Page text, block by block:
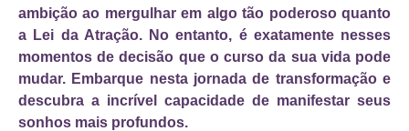
ambição ao mergulhar em algo tão poderoso quanto
a Lei da Atração. No entanto, é exatamente nesses
momentos de decisão que o curso da sua vida pode
mudar. Embarque nesta jornada de transformação e
descubra a incrível capacidade de manifestar seus
sonhos mais profundos.